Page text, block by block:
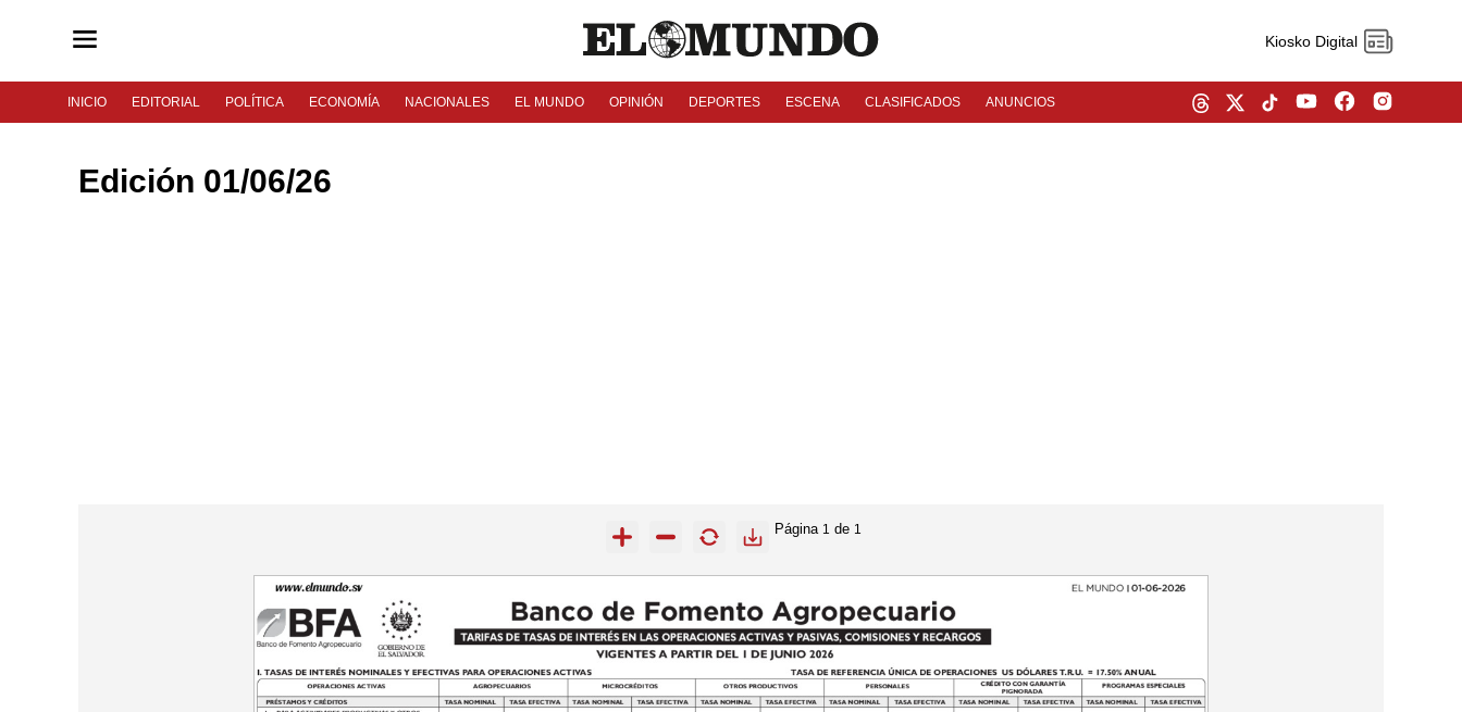
Kiosko Digital
INICIO EDITORIAL POLÍTICA ECONOMÍA NACIONALES EL MUNDO OPINIÓN DEPORTES ESCENA CLASIFICADOS ANUNCIOS
Edición 01/06/26
Página 1 de 1